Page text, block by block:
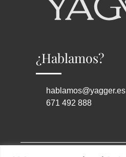
¿Hablamos?
hablamos@yagger.es
671 492 888